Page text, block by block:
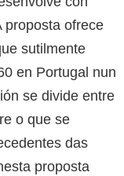
proposta ofrece
sutilmente
en Portugal nun
se divide entre
o que se
das
proposta